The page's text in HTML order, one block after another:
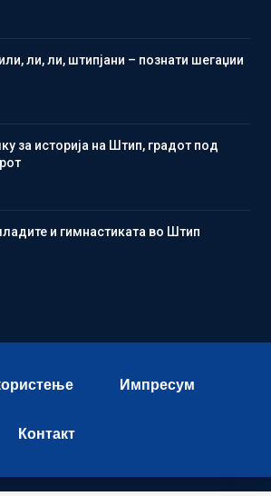
ли, ли, штипјани – познати шегаџии
за историја на Штип, градот под
и гимнастиката во Штип
Импресум
Контакт